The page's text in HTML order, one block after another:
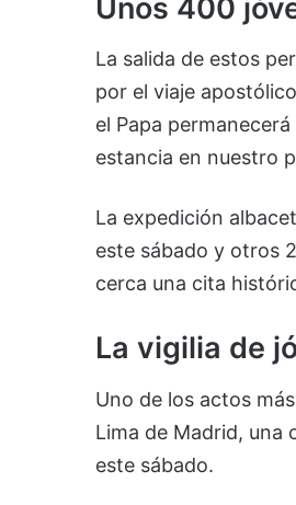
Unos 400
La salida de estos
por el viaje
el Papa
estancia en nuestro
La expedición
este sábado y otros
cerca una cita
La vigilia de
Uno de los actos
Lima de Madrid, una
este sábado.